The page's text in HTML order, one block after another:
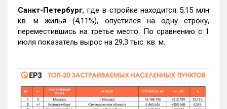
Санкт-Петербург, где в стройке находится 5,15 млн
кв. м жилья (4,11%), опустился на одну строку,
переместившись на третье место. По сравнению с 1
июля показатель вырос на 29,3 тыс. кв. м.